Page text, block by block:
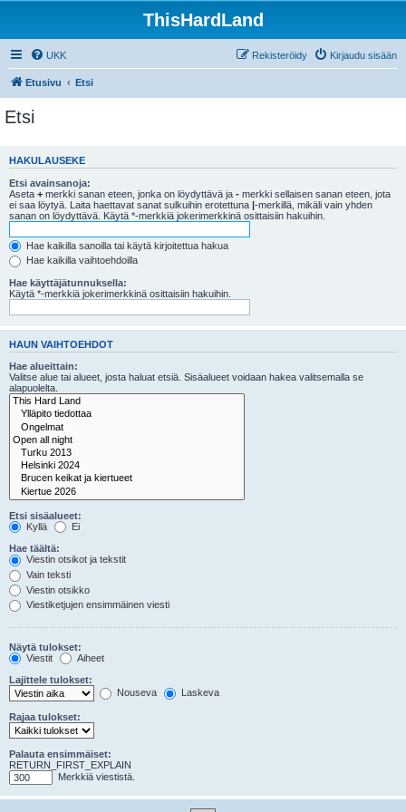
ThisHardLand
UKK Kirjaudu sisään
Rekisteröidy
Etusivu Etsi
Etsi
HAKULAUSEKE
Etsi avainsanoja:
Aseta + merkki sanan eteen, jonka on löydyttävä ja - merkki sellaisen sanan eteen, jota
ei saa löytyä. Laita haettavat sanat sulkuihin erotettuna |-merkillä, mikäli vain yhden
sanan on löydyttävä. Käytä *-merkkiä jokerimerkkinä osittaisiin hakuihin.
Hae kaikilla sanoilla tai käytä kirjoitettua hakua
Hae kaikilla vaihtoehdoilla
Hae käyttäjätunnuksella:
Käytä *-merkkiä jokerimerkkinä osittaisiin hakuihin.
HAUN VAIHTOEHDOT
Hae alueittain:
Valitse alue tai alueet, josta haluat etsiä. Sisäalueet voidaan hakea valitsemalla se
alapuolelta.
Etsi sisäalueet:
Kyllä
Ei
Hae täältä:
Viestin otsikot ja tekstit
Vain teksti
Viestin otsikko
Viestiketjujen ensimmäinen viesti
Näytä tulokset:
Viestit
Aiheet
Lajittele tulokset:
Nouseva
Laskeva
Rajaa tulokset:
Palauta ensimmäiset:
RETURN_FIRST_EXPLAIN
Merkkiä viestistä.